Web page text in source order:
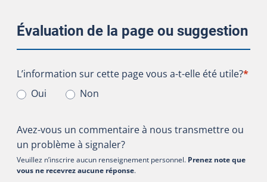
Évaluation de la page ou suggestion
L’information sur cette page vous a-t-elle été utile?
L’information sur cette page vous a-t-elle été utile?*
Oui
Non
Avez-vous un commentaire à nous transmettre ou
un problème à signaler?
Veuillez n’inscrire aucun renseignement personnel. Prenez note que
vous ne recevrez aucune réponse.